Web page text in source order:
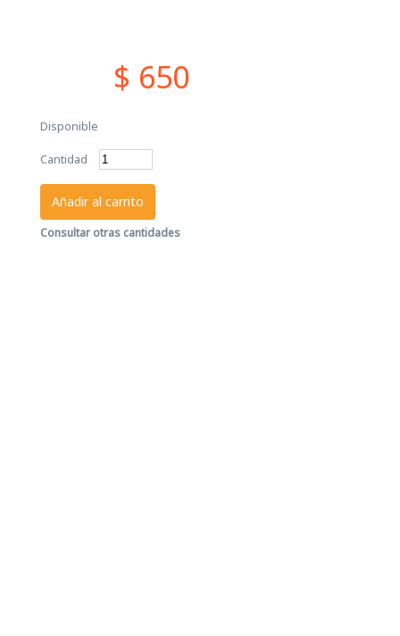
$ 650
Disponible
Cantidad
Añadir al carrito
Consultar otras cantidades